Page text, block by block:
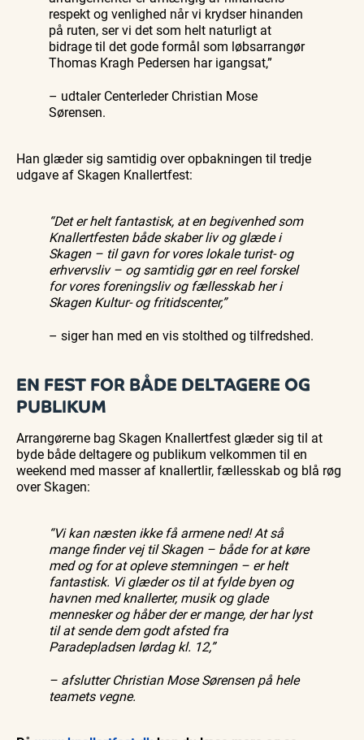
respekt og venlighed når vi krydser hinanden
på ruten, ser vi det som helt naturligt at
bidrage til det gode formål som løbsarrangør
Thomas Kragh Pedersen har igangsat,”
– udtaler Centerleder Christian Mose
Sørensen.
Han glæder sig samtidig over opbakningen til tredje
udgave af Skagen Knallertfest:
“Det er helt fantastisk, at en begivenhed som
Knallertfesten både skaber liv og glæde i
Skagen – til gavn for vores lokale turist- og
erhvervsliv – og samtidig gør en reel forskel
for vores foreningsliv og fællesskab her i
Skagen Kultur- og fritidscenter,”
– siger han med en vis stolthed og tilfredshed.
EN FEST FOR BÅDE DELTAGERE OG
PUBLIKUM
Arrangørerne bag Skagen Knallertfest glæder sig til at
byde både deltagere og publikum velkommen til en
weekend med masser af knallertlir, fællesskab og blå røg
over Skagen:
“Vi kan næsten ikke få armene ned! At så
mange finder vej til Skagen – både for at køre
med og for at opleve stemningen – er helt
fantastisk. Vi glæder os til at fylde byen og
havnen med knallerter, musik og glade
mennesker og håber der er mange, der har lyst
til at sende dem godt afsted fra
Paradepladsen lørdag kl. 12,”
– afslutter Christian Mose Sørensen på hele
teamets vegne.